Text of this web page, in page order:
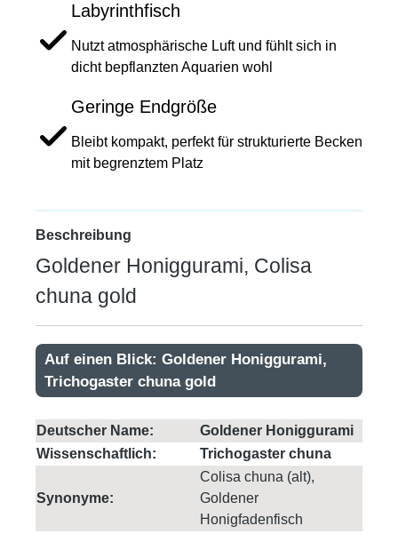
Labyrinthfisch
Nutzt atmosphärische Luft und fühlt sich in
dicht bepflanzten Aquarien wohl
Geringe Endgröße
Bleibt kompakt, perfekt für strukturierte Becken
mit begrenztem Platz
Beschreibung
Goldener Honiggurami, Colisa
chuna gold
Auf einen Blick: Goldener Honiggurami,
Trichogaster chuna gold
Deutscher Name:
Goldener Honiggurami
Wissenschaftlich:
Trichogaster chuna
Synonyme:
Colisa chuna (alt),
Goldener
Honigfadenfisch